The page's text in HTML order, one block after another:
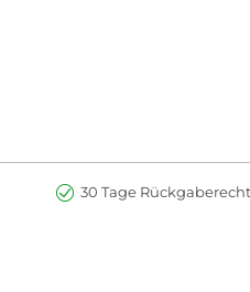
30 Tage Rückgaberecht